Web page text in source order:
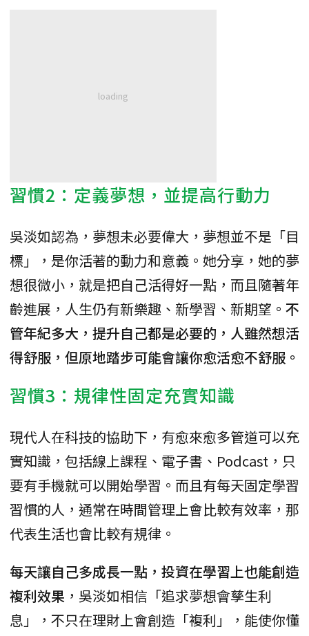
習慣2：定義夢想，並提高行動力
吳淡如認為，夢想未必要偉大，夢想並不是「目
標」，是你活著的動力和意義。她分享，她的夢
想很微小，就是把自己活得好一點，而且隨著年
齡進展，人生仍有新樂趣、新學習、新期望。 不
管年紀多大，提升自己都是必要的，人雖然想活
得舒服，但原地踏步可能會讓你愈活愈不舒服。
習慣3：規律性固定充實知識
現代人在科技的協助下，有愈來愈多管道可以充
實知識，包括線上課程、電子書、Podcast，只
要有手機就可以開始學習。而且有每天固定學習
習慣的人，通常在時間管理上會比較有效率，那
代表生活也會比較有規律。
每天讓自己多成長一點，投資在學習上也能創造
複利效果 ，吳淡如相信「追求夢想會孳生利
息」，不只在理財上會創造「複利」，能使你懂